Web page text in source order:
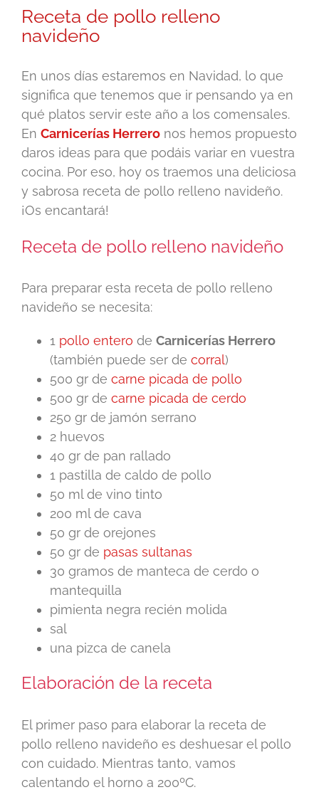
Receta de pollo relleno
navideño
En unos días estaremos en Navidad, lo que
significa que tenemos que ir pensando ya en
qué platos servir este año a los comensales.
En Carnicerías Herrero nos hemos propuesto
daros ideas para que podáis variar en vuestra
cocina. Por eso, hoy os traemos una deliciosa
y sabrosa receta de pollo relleno navideño.
¡Os encantará!
Receta de pollo relleno navideño
Para preparar esta receta de pollo relleno
navideño se necesita:
1 pollo entero de Carnicerías Herrero
(también puede ser de corral)
500 gr de carne picada de pollo
500 gr de carne picada de cerdo
250 gr de jamón serrano
2 huevos
40 gr de pan rallado
1 pastilla de caldo de pollo
50 ml de vino tinto
200 ml de cava
50 gr de orejones
50 gr de pasas sultanas
30 gramos de manteca de cerdo o
mantequilla
pimienta negra recién molida
sal
una pizca de canela
Elaboración de la receta
El primer paso para elaborar la receta de
pollo relleno navideño es deshuesar el pollo
con cuidado. Mientras tanto, vamos
calentando el horno a 200ºC.